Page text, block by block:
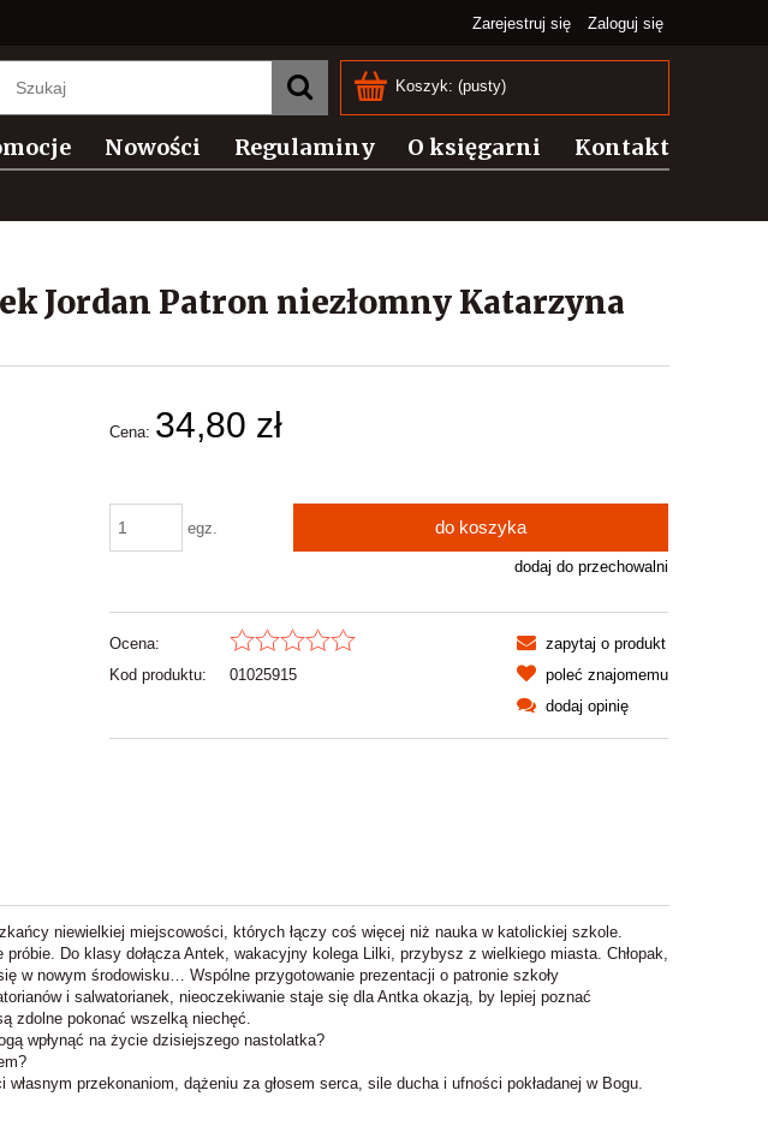
Zarejestruj się Zaloguj się
Koszyk: (pusty)
Nowości Regulaminy O księgarni Kontakt
Jordan Patron niezłomny Katarzyna
Cena: 34,80 zł
egz. do koszyka
dodaj do przechowalni
Ocena:
Kod produktu:
01025915
zapytaj o produkt
poleć znajomemu
dodaj opinię
niewielkiej miejscowości, których łączy coś więcej niż nauka w katolickiej szkole.
Do klasy dołącza Antek, wakacyjny kolega Lilki, przybysz z wielkiego miasta. Chłopak,
w nowym środowisku… Wspólne przygotowanie prezentacji o patronie szkoły
i salwatorianek, nieoczekiwanie staje się dla Antka okazją, by lepiej poznać
zdolne pokonać wszelką niechęć.
wpłynąć na życie dzisiejszego nastolatka?
przekonaniom, dążeniu za głosem serca, sile ducha i ufności pokładanej w Bogu.